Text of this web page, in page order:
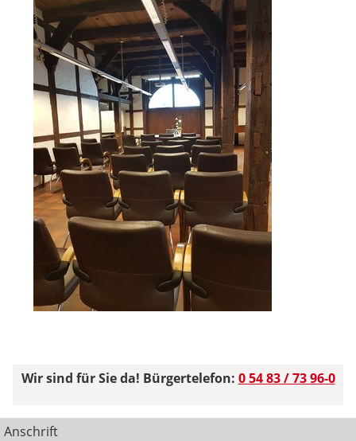
Wir sind für Sie da! Bürgertelefon: 0 54 83 / 73 96-0
Anschrift